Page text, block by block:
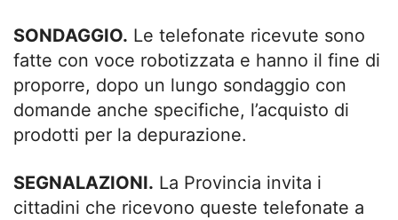
SONDAGGIO. Le telefonate ricevute sono
fatte con voce robotizzata e hanno il fine di
proporre, dopo un lungo sondaggio con
domande anche specifiche, l’acquisto di
prodotti per la depurazione.
SEGNALAZIONI. La Provincia invita i
cittadini che ricevono queste telefonate a